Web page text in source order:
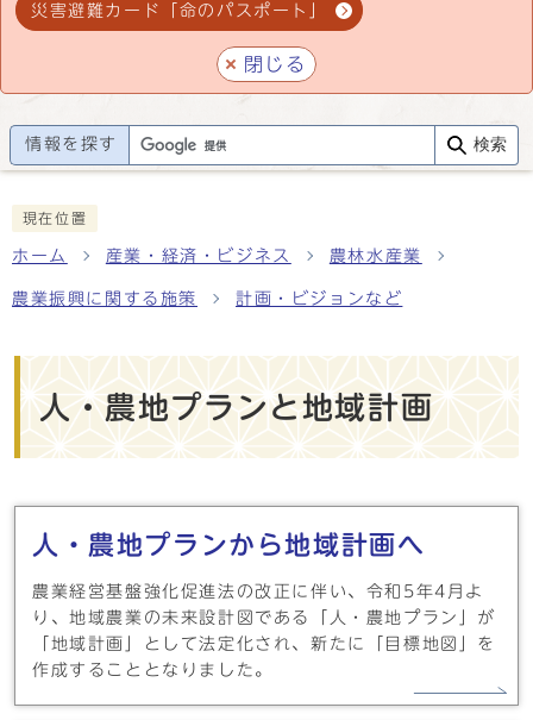
災害避難カード「命のパスポート」
閉じる
情報を探す 検索
現在位置
ホーム 産業・経済・ビジネス 農林水産業
農業振興に関する施策 計画・ビジョンなど
人・農地プランと地域計画
メインメニュー
人・農地プランから地域計画へ
農業経営基盤強化促進法の改正に伴い、令和5年4月よ
り、地域農業の未来設計図である「人・農地プラン」が
「地域計画」として法定化され、新たに「目標地図」を
作成することとなりました。